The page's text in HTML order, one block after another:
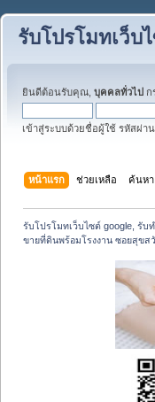
รับโปรโมทเว็บ
ยินดีต้อนรับคุณ, บุคคลทั่วไป ก
เข้าสู่ระบบด้วยชื่อผู้ใช้ รหัสผ่า
หน้าแรก ช่วยเหลือ ค้นหา
รับโปรโมทเว็บไซต์ google, รับ
ขายที่ดินพร้อมโรงงาน ซอยสุข